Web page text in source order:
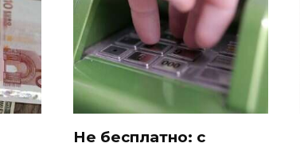
Не бесплатно: с